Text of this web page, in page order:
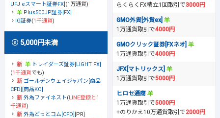
UFJ eスマート証券FX] (1万通貨)
Plus500JP証券[FX]
IG証券(1千通貨)
5,000円未満
トレイダーズ証券[LIGHT FX]
(1千通貨でも)
ゴールデンウェイジャパン[商品
CFD][商品KO]
外為ファイネスト(LINE登録と1
千通貨)
外為どっとコム[CFD] [PR]
らくらくFX積立1回取引で3000円
GMO外貨[外貨ex]
1万通貨取引で4000円
GMOクリック証券[FXネオ]
1万通貨取引で4000円
JFX[マトリックス]
1万通貨取引で5000円
ヒロセ通商
1万通貨取引で5000円
+のりかえ10万通貨取引で2000円